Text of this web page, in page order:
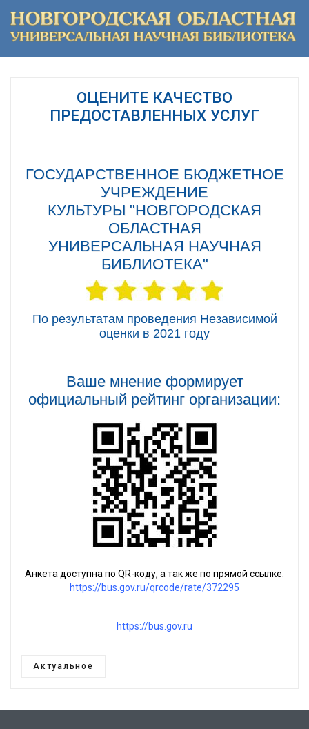
ОЦЕНИТЕ КАЧЕСТВО
ПРЕДОСТАВЛЕННЫХ УСЛУГ
ГОСУДАРСТВЕННОЕ БЮДЖЕТНОЕ
УЧРЕЖДЕНИЕ
КУЛЬТУРЫ "НОВГОРОДСКАЯ
ОБЛАСТНАЯ
УНИВЕРСАЛЬНАЯ НАУЧНАЯ
БИБЛИОТЕКА"
По результатам проведения Независимой
оценки в 2021 году
Ваше мнение формирует
официальный рейтинг организации:
Анкета доступна по QR-коду, а так же по прямой ссылке:
https://bus.gov.ru/qrcode/rate/372295
https://bus.gov.ru
Актуальное